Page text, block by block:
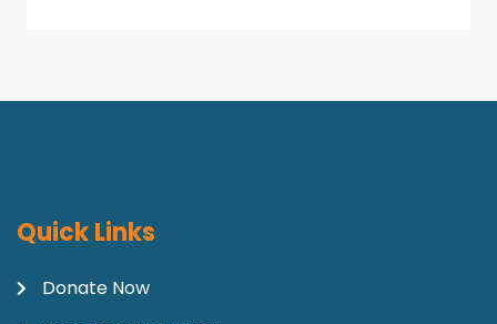
Quick Links
Donate Now